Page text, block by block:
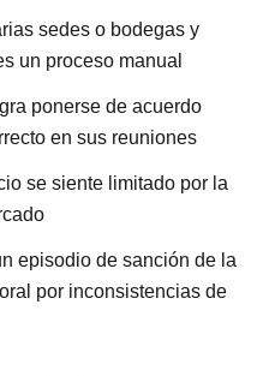
sedes o bodegas y
un proceso manual
ponerse de acuerdo
en sus reuniones
se siente limitado por la
episodio de sanción de la
por inconsistencias de